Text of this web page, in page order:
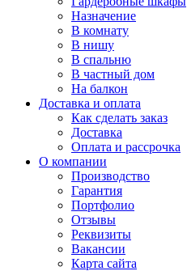
Назначение
В комнату
В нишу
В спальню
В частный дом
На балкон
Доставка и оплата
Как сделать заказ
Доставка
Оплата и рассрочка
О компании
Производство
Гарантия
Портфолио
Отзывы
Реквизиты
Вакансии
Карта сайта